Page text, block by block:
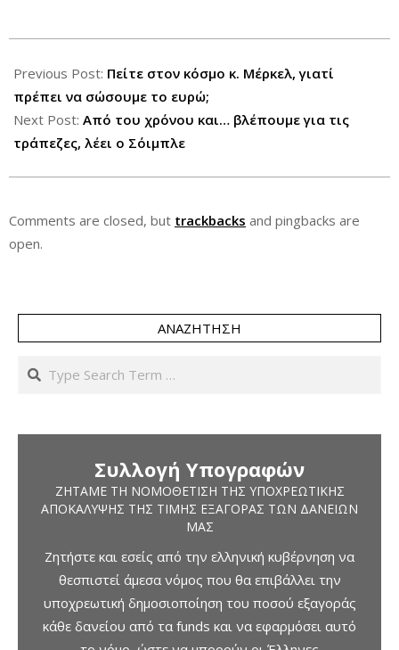
07-
08
Previous Post: Πείτε στον κόσμο κ. Μέρκελ, γιατί
πρέπει να σώσουμε το ευρώ;
Next Post: Από του χρόνου και… βλέπουμε για τις
τράπεζες, λέει ο Σόιμπλε
Comments are closed, but trackbacks and pingbacks are
open.
ΑΝΑΖΉΤΗΣΗ
Search
Συλλογή Υπογραφών
ΖΗΤΆΜΕ ΤΗ ΝΟΜΟΘΈΤΙΣΗ ΤΗΣ ΥΠΟΧΡΕΩΤΙΚΉΣ
ΑΠΟΚΆΛΥΨΗΣ ΤΗΣ ΤΙΜΉΣ ΕΞΑΓΟΡΆΣ ΤΩΝ ΔΑΝΕΊΩΝ
ΜΑΣ
Ζητήστε και εσείς από την ελληνική κυβέρνηση να
θεσπιστεί άμεσα νόμος που θα επιβάλλει την
υποχρεωτική δημοσιοποίηση του ποσού εξαγοράς
κάθε δανείου από τα funds και να εφαρμόσει αυτό